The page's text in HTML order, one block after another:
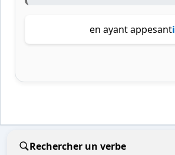
en ayant appesanti
Rechercher un verbe